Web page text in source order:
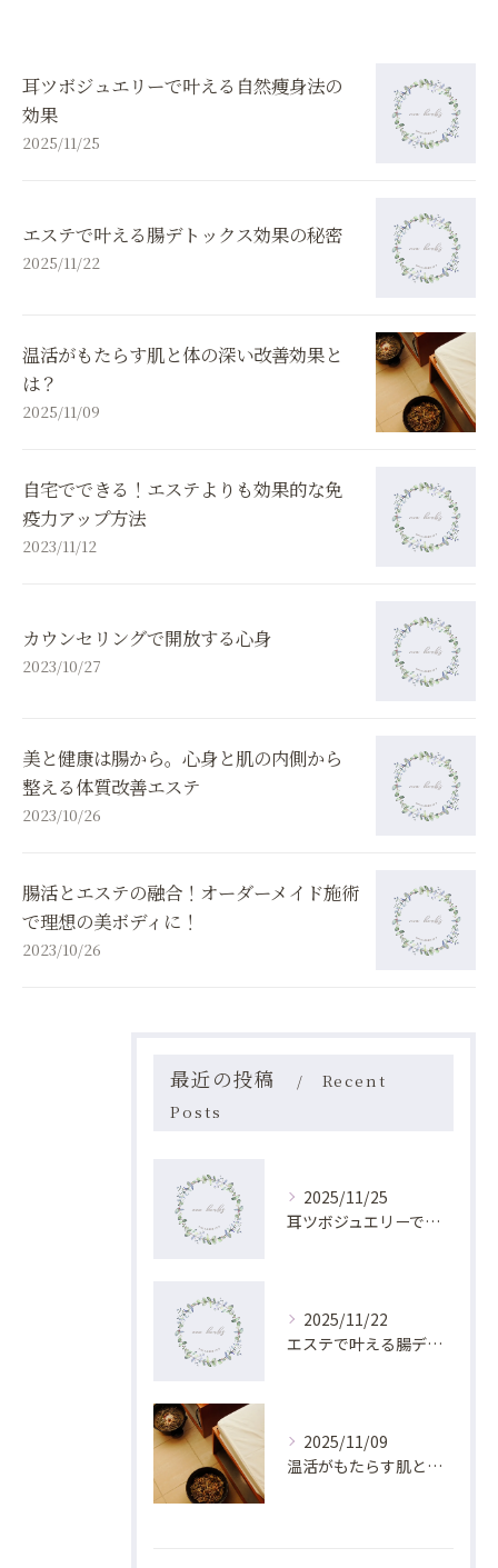
耳ツボジュエリーで叶える自然痩身法の
効果
2025/11/25
エステで叶える腸デトックス効果の秘密
2025/11/22
温活がもたらす肌と体の深い改善効果と
は？
2025/11/09
自宅でできる！エステよりも効果的な免
疫力アップ方法
2023/11/12
カウンセリングで開放する心身
2023/10/27
美と健康は腸から。心身と肌の内側から
整える体質改善エステ
2023/10/26
腸活とエステの融合！オーダーメイド施術
で理想の美ボディに！
2023/10/26
最近の投稿
Recent
Posts
2025/11/25
耳ツボジュエリーで叶える自然痩身法の効果
2025/11/22
エステで叶える腸デトックス効果の秘密
2025/11/09
温活がもたらす肌と体の深い改善効果とは？